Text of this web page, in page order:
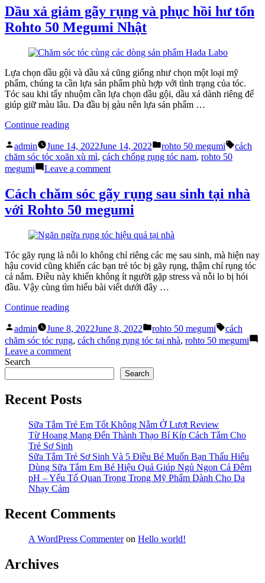
tóc
đẹp”
megumi:
Giải
pháp
cho
mái
tóc
đẹp
Dầu xả giảm gãy rụng và phục hồi hư tổn
Rohto 50 Megumi Nhật
Lựa chọn dầu gội và dầu xả cũng giống như chọn một loại mỹ
phẩm, chúng ta cần lựa sản phẩm phù hợp với tình trạng của tóc.
Tóc sau khi tẩy nhuộm cần lựa chọn dầu gội, dầu xả dành riêng để
giúp giữ màu lâu. Da đầu bị gàu nên lựa sản phẩm …
Continue reading“Dầu
giảm
gãy
rụng
phục
hồi
hư
tổn
Rohto
50
Megumi
Nhật”
Posted
by
admin June 14, 2022June 14, 2022
Posted
in
rohto 50 megumi Tags:
cách
chăm sóc tóc xoăn xù mì, cách chống rụng tóc nam, rohto 50
megumi
Leave a commenton
xả
giảm
gãy
rụng
và
phục
hồi
hư
tổn
Rohto
Cách chăm sóc gãy rụng sau sinh tại nhà
với Rohto 50 megumi
Tóc gãy rụng là nỗi lo không chỉ riêng các mẹ sau sinh, mà hiện nay
hậu covid cũng khiến các bạn trẻ tóc bị gãy rụng, thậm chí rụng tóc
cả nắm. Điều này khiến không ít người gặp stress và nỗi lo bị hói
đầu. Vậy cùng tìm hiểu bài viết dưới đây …
Continue reading“Cách
sóc
gãy
rụng
sinh
tại
với
50
megumi”
Posted
by
admin June 8, 2022June 8, 2022
Posted
in
rohto 50 megumi Tags:
cách
chăm sóc tóc rụng, cách chống rụng tóc tại nhà, rohto 50 megumi
Leave a commenton
sóc
rụng
sinh
tại
nhà
với
Rohto
50
Search
Search
Recent Posts
Sữa Tắm Trẻ Em Tốt Không Nằm Ở Lượt Review
Từ Hoang Mang Đến Thành Thạo Bí Kíp Cách Tắm Cho
Trẻ Sơ Sinh
Sữa Tắm Trẻ Sơ Sinh Và 5 Điều Bé Muốn Bạn Thấu Hiểu
Dùng Sữa Tắm Em Bé Hiệu Quả Giúp Ngủ Ngon Cả Đêm
pH – Yếu Tố Quan Trọng Trong Mỹ Phẩm Dành Cho Da
Nhạy Cảm
Recent Comments
A WordPress Commenteron Hello world!
Archives